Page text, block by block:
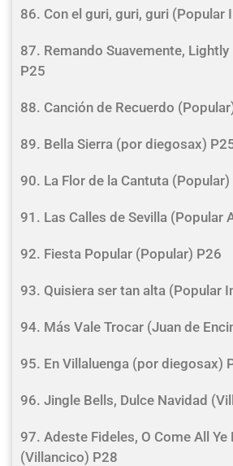
86. Con el guri, guri, guri (Popular
87. Remando Suavemente,
P25
88. Canción de Recuerdo
89. Bella Sierra (por diegosax)
90. La Flor de la Cantuta (Popular)
91. Las Calles de Sevilla (Popular
92. Fiesta Popular (Popular) P26
93. Quisiera ser tan alta (Popular
94. Más Vale Trocar (Juan de
95. En Villaluenga (por diegosax)
96. Jingle Bells, Dulce Navidad
97. Adeste Fideles, O Come All Ye
(Villancico) P28